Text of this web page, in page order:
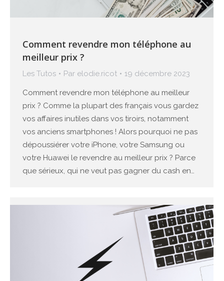
Comment revendre mon téléphone au
meilleur prix ?
Les Tutos Par elodie.ricot 19 décembre 2023
Comment revendre mon téléphone au meilleur
prix ? Comme la plupart des français vous gardez
vos affaires inutiles dans vos tiroirs, notamment
vos anciens smartphones ! Alors pourquoi ne pas
dépoussiérer votre iPhone, votre Samsung ou
votre Huawei le revendre au meilleur prix ? Parce
que sérieux, qui ne veut pas gagner du cash en…